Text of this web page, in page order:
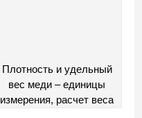
Плотность и удельный
вес меди – единицы
измерения, расчет веса